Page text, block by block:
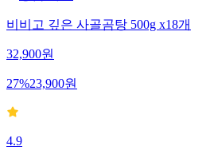
비비고 깊은 사골곰탕 500g x18개
32,900원
27%23,900원
4.9